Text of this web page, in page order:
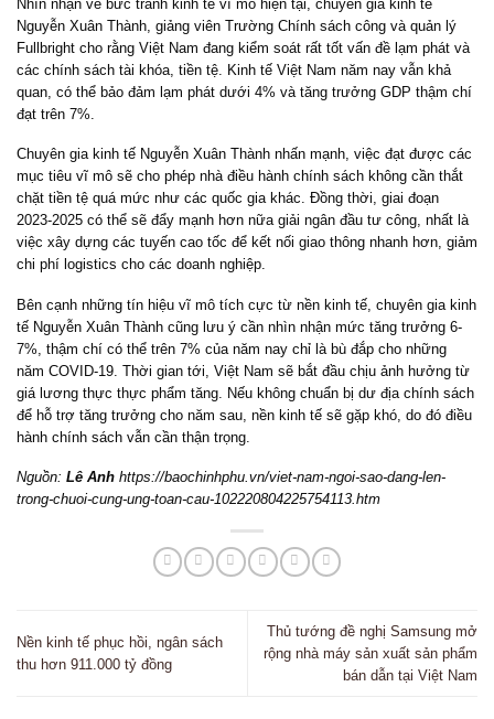
Nhìn nhận về bức tranh kinh tế vĩ mô hiện tại, chuyên gia kinh tế
Nguyễn Xuân Thành, giảng viên Trường Chính sách công và quản lý
Fullbright cho rằng Việt Nam đang kiểm soát rất tốt vấn đề lạm phát và
các chính sách tài khóa, tiền tệ. Kinh tế Việt Nam năm nay vẫn khả
quan, có thể bảo đảm lạm phát dưới 4% và tăng trưởng GDP thậm chí
đạt trên 7%.
Chuyên gia kinh tế Nguyễn Xuân Thành nhấn mạnh, việc đạt được các
mục tiêu vĩ mô sẽ cho phép nhà điều hành chính sách không cần thắt
chặt tiền tệ quá mức như các quốc gia khác. Đồng thời, giai đoạn
2023-2025 có thể sẽ đẩy mạnh hơn nữa giải ngân đầu tư công, nhất là
việc xây dựng các tuyến cao tốc để kết nối giao thông nhanh hơn, giảm
chi phí logistics cho các doanh nghiệp.
Bên cạnh những tín hiệu vĩ mô tích cực từ nền kinh tế, chuyên gia kinh
tế Nguyễn Xuân Thành cũng lưu ý cần nhìn nhận mức tăng trưởng 6-
7%, thậm chí có thể trên 7% của năm nay chỉ là bù đắp cho những
năm COVID-19. Thời gian tới, Việt Nam sẽ bắt đầu chịu ảnh hưởng từ
giá lương thực thực phẩm tăng. Nếu không chuẩn bị dư địa chính sách
để hỗ trợ tăng trưởng cho năm sau, nền kinh tế sẽ gặp khó, do đó điều
hành chính sách vẫn cần thận trọng.
Nguồn: Lê Anh https://baochinhphu.vn/viet-nam-ngoi-sao-dang-len-
trong-chuoi-cung-ung-toan-cau-102220804225754113.htm
Nền kinh tế phục hồi, ngân sách
thu hơn 911.000 tỷ đồng
Thủ tướng đề nghị Samsung mở
rộng nhà máy sản xuất sản phẩm
bán dẫn tại Việt Nam